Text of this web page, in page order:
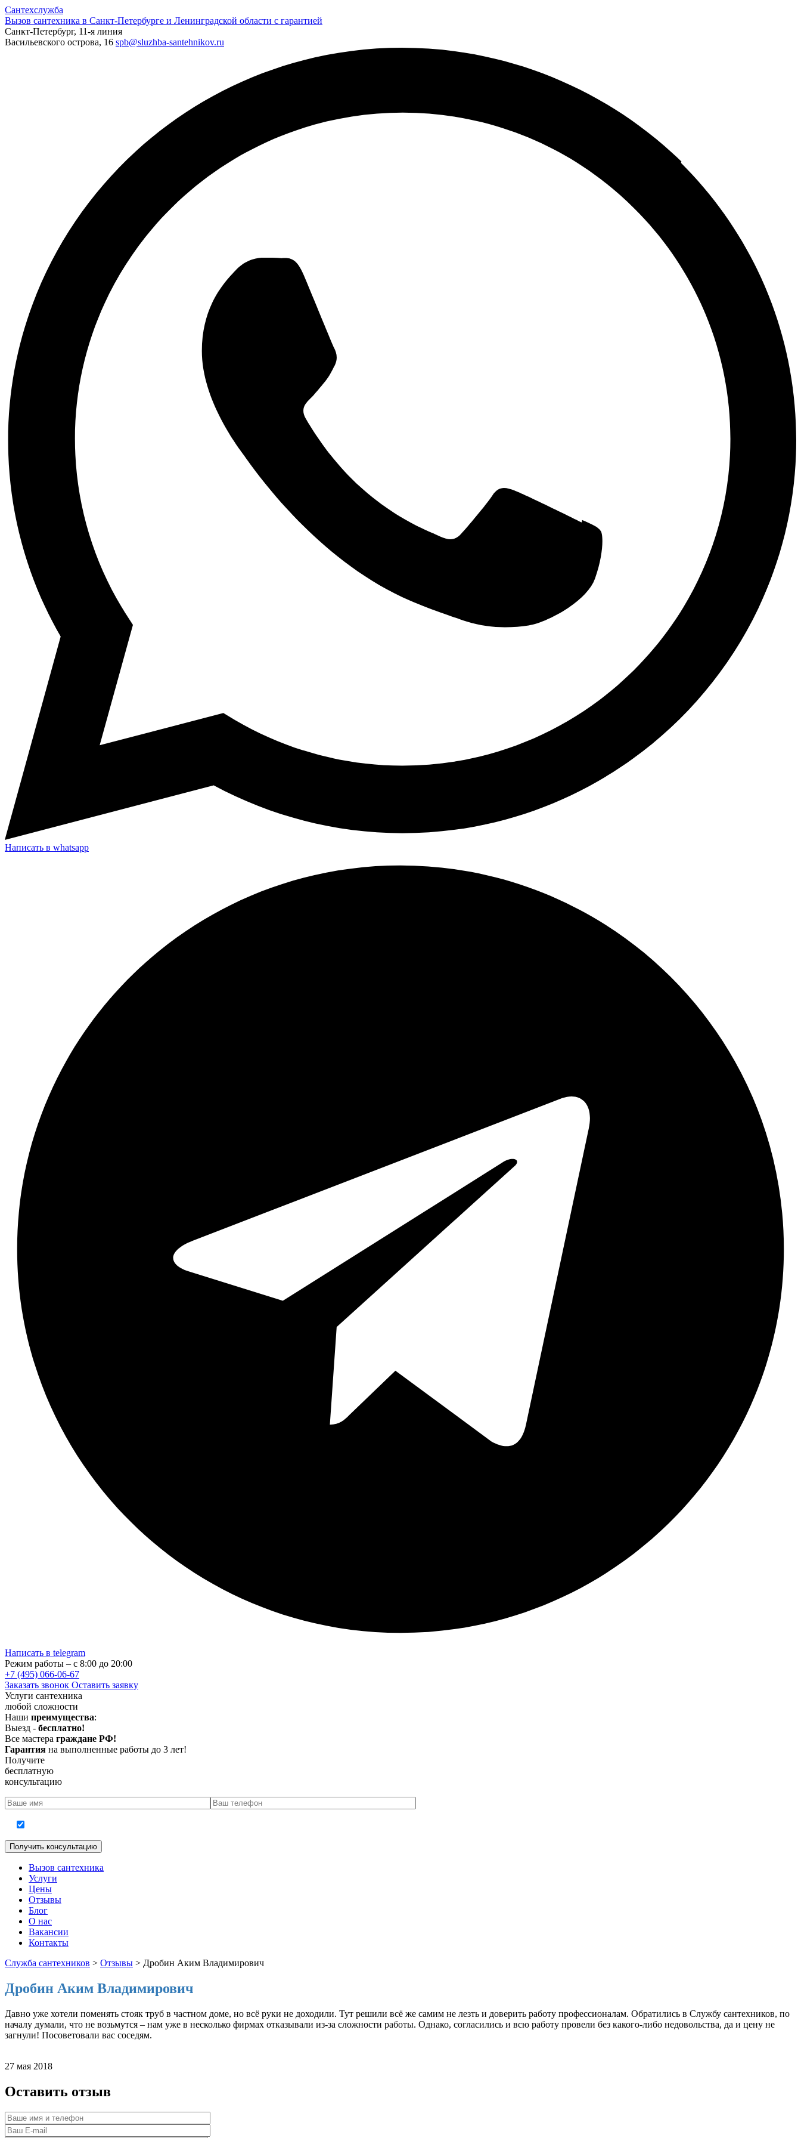
Сантехслужба
Вызов сантехника в Санкт-Петербурге и Ленинградской области с гарантией
Санкт-Петербург, 11-я линия
Васильевского острова, 16 spb@sluzhba-santehnikov.ru
Написать в whatsapp
Написать в telegram
Режим работы – с 8:00 до 20:00
+7 (495) 066-06-67
Заказать звонок Оставить заявку
Услуги сантехника
любой сложности
Наши преимущества:
Выезд - бесплатно!
Все мастера граждане РФ!
Гарантия на выполненные работы до 3 лет!
Получите
бесплатную
консультацию
Вызов сантехника
Услуги
Цены
Отзывы
Блог
О нас
Вакансии
Контакты
Служба сантехников > Отзывы > Дробин Аким Владимирович
Дробин Аким Владимирович
Давно уже хотели поменять стояк труб в частном доме, но всё руки не доходили. Тут решили всё же самим не лезть и доверить работу профессионалам. Обратились в Службу сантехников, по
началу думали, что не возьмутся – нам уже в несколько фирмах отказывали из-за сложности работы. Однако, согласились и всю работу провели без какого-либо недовольства, да и цену не
загнули! Посоветовали вас соседям.
27 мая 2018
Оставить отзыв